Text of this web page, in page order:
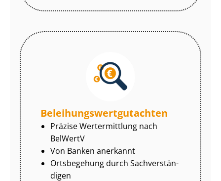
Be­lei­hungs­wert­gut­ach­ten
Präzise Wertermittlung nach
BelWertV
Von Banken anerkannt
Ortsbegehung durch Sach­ver­stän­
di­gen